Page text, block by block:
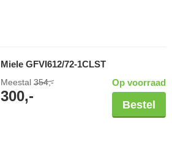
Miele GFVI612/72-1CLST
Meestal 354,-
300,-
Op voorraad
Bestel